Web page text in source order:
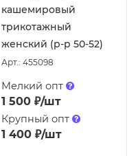
кашемировый
трикотажный
женский (р-р 50-52)
Арт.: 455098
Мелкий опт
1 500₽/шт
Крупный опт
1 400₽/шт